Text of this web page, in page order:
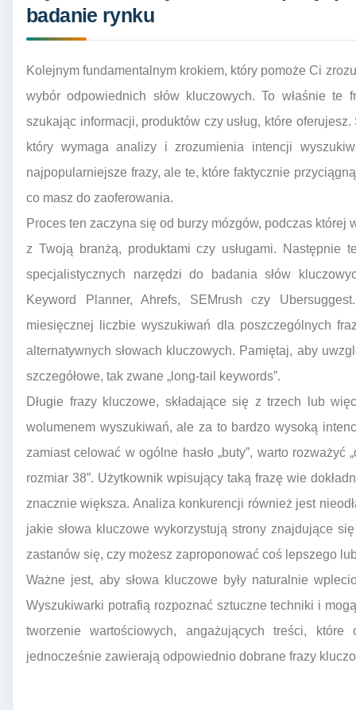
badanie rynku
Kolejnym fundamentalnym krokiem, który pomoże Ci
wybór odpowiednich słów kluczowych. To właśnie te
szukając informacji, produktów czy usług, które
który wymaga analizy i zrozumienia intencji
najpopularniejsze frazy, ale te, które faktycznie
co masz do zaoferowania.
Proces ten zaczyna się od burzy mózgów, podczas
z Twoją branżą, produktami czy usługami. Następnie
specjalistycznych narzędzi do badania słów
Keyword Planner, Ahrefs, SEMrush czy
miesięcznej liczbie wyszukiwań dla poszczególnych
alternatywnych słowach kluczowych. Pamiętaj, aby
szczegółowe, tak zwane „long-tail keywords”.
Długie frazy kluczowe, składające się z trzech lub
wolumenem wyszukiwań, ale za to bardzo wysoką
zamiast celować w ogólne hasło „buty”, warto
rozmiar 38”. Użytkownik wpisujący taką frazę wie
znacznie większa. Analiza konkurencji również jest
jakie słowa kluczowe wykorzystują strony znajdujące
zastanów się, czy możesz zaproponować coś lepszego
Ważne jest, aby słowa kluczowe były naturalnie
Wyszukiwarki potrafią rozpoznać sztuczne techniki i
tworzenie wartościowych, angażujących treści,
jednocześnie zawierają odpowiednio dobrane frazy